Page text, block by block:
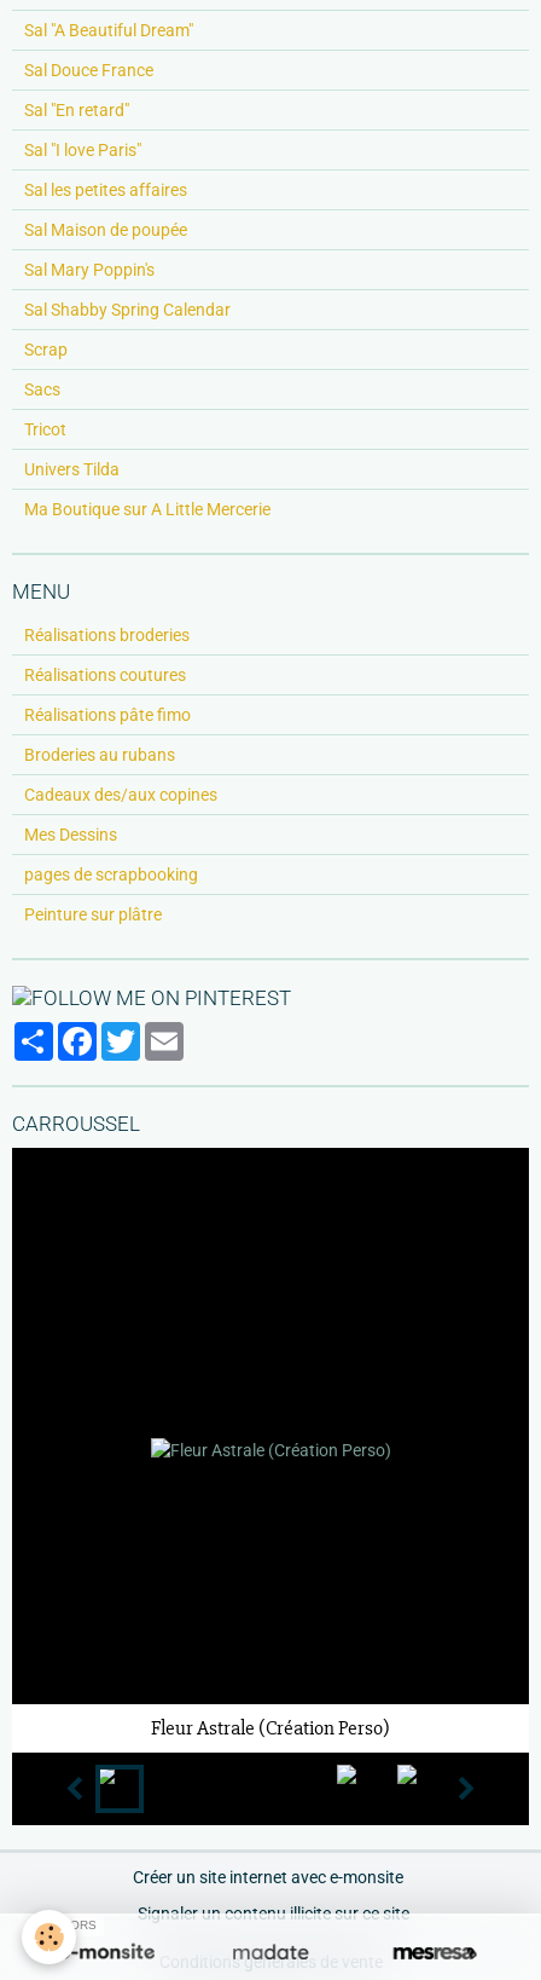
Sal "A Beautiful Dream"
Sal Douce France
Sal "En retard"
Sal "I love Paris"
Sal les petites affaires
Sal Maison de poupée
Sal Mary Poppin's
Sal Shabby Spring Calendar
Scrap
Sacs
Tricot
Univers Tilda
Ma Boutique sur A Little Mercerie
MENU
Réalisations broderies
Réalisations coutures
Réalisations pâte fimo
Broderies au rubans
Cadeaux des/aux copines
Mes Dessins
pages de scrapbooking
Peinture sur plâtre
PartagerFacebook
Twitter
CARROUSSEL
Fleur Astrale (Création Perso)
Créer un site internet avec e-monsite
Signaler un contenu illicite sur ce site
Conditions générales de vente
SPONSORS